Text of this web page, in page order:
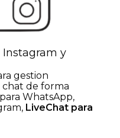
y
gestion
de forma
WhatsApp,
LiveChat para